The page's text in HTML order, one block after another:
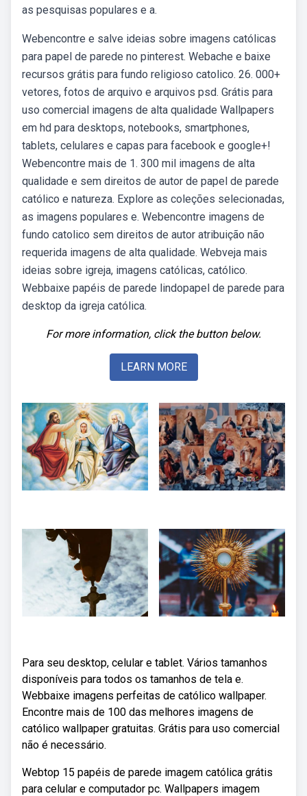
as pesquisas populares e a.
Webencontre e salve ideias sobre imagens católicas
para papel de parede no pinterest. Webache e baixe
recursos grátis para fundo religioso catolico. 26. 000+
vetores, fotos de arquivo e arquivos psd. Grátis para
uso comercial imagens de alta qualidade Wallpapers
em hd para desktops, notebooks, smartphones,
tablets, celulares e capas para facebook e google+!
Webencontre mais de 1. 300 mil imagens de alta
qualidade e sem direitos de autor de papel de parede
católico e natureza. Explore as coleções selecionadas,
as imagens populares e. Webencontre imagens de
fundo catolico sem direitos de autor atribuição não
requerida imagens de alta qualidade. Webveja mais
ideias sobre igreja, imagens católicas, católico.
Webbaixe papéis de parede lindopapel de parede para
desktop da igreja católica.
For more information, click the button below.
LEARN MORE
Para seu desktop, celular e tablet. Vários tamanhos
disponíveis para todos os tamanhos de tela e.
Webbaixe imagens perfeitas de católico wallpaper.
Encontre mais de 100 das melhores imagens de
católico wallpaper gratuitas. Grátis para uso comercial
não é necessário.
Webtop 15 papéis de parede imagem católica grátis
para celular e computador pc. Wallpapers imagem